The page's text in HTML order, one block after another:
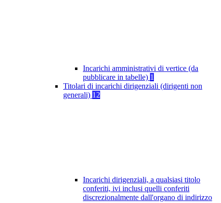
Incarichi amministrativi di vertice (da
pubblicare in tabelle) 1
Titolari di incarichi dirigenziali (dirigenti non
generali) 12
Incarichi dirigenziali, a qualsiasi titolo
conferiti, ivi inclusi quelli conferiti
discrezionalmente dall'organo di indirizzo